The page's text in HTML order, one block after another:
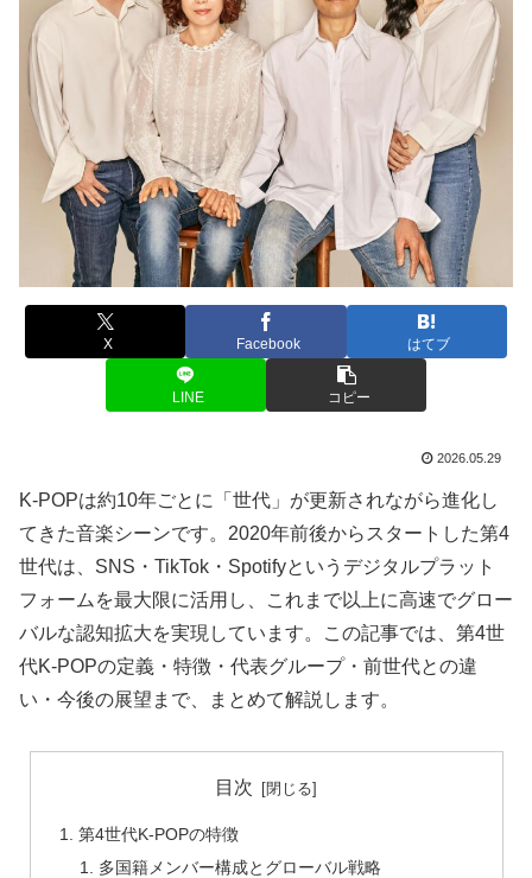
X Facebook はてブ
LINE コピー
2026.05.29
K-POPは約10年ごとに「世代」が更新されながら進化し
てきた音楽シーンです。2020年前後からスタートした第4
世代は、SNS・TikTok・Spotifyというデジタルプラット
フォームを最大限に活用し、これまで以上に高速でグロー
バルな認知拡大を実現しています。この記事では、第4世
代K-POPの定義・特徴・代表グループ・前世代との違
い・今後の展望まで、まとめて解説します。
目次
第4世代K-POPの特徴
多国籍メンバー構成とグローバル戦略